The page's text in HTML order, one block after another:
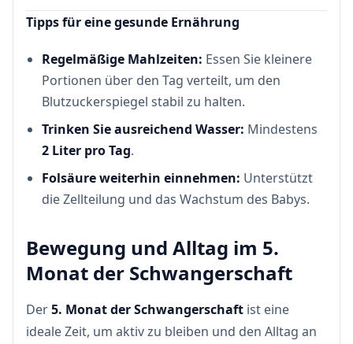
Tipps für eine gesunde Ernährung
Regelmäßige Mahlzeiten: Essen Sie kleinere
Portionen über den Tag verteilt, um den
Blutzuckerspiegel stabil zu halten.
Trinken Sie ausreichend Wasser: Mindestens
2 Liter pro Tag.
Folsäure weiterhin einnehmen: Unterstützt
die Zellteilung und das Wachstum des Babys.
Bewegung und Alltag im 5.
Monat der Schwangerschaft
Der5. Monat der Schwangerschaft ist eine
ideale Zeit, um aktiv zu bleiben und den Alltag an